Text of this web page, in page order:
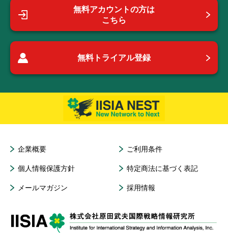
無料アカウントの方は
こちら
無料トライアル登録
企業概要 ご利用条件
個人情報保護方針 特定商法に基づく表記
メールマガジン 採用情報